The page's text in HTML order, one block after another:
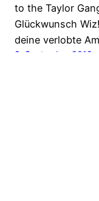
to the Taylor
Glückwunsch
deine verlobte
8. September 2012